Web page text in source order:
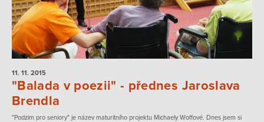
11. 11. 2015
"Balada v poezii" - přednes Jaroslava
Brendla
"Podzim pro seniory" je název maturitního projektu Michaely Woffové. Dnes jsem si